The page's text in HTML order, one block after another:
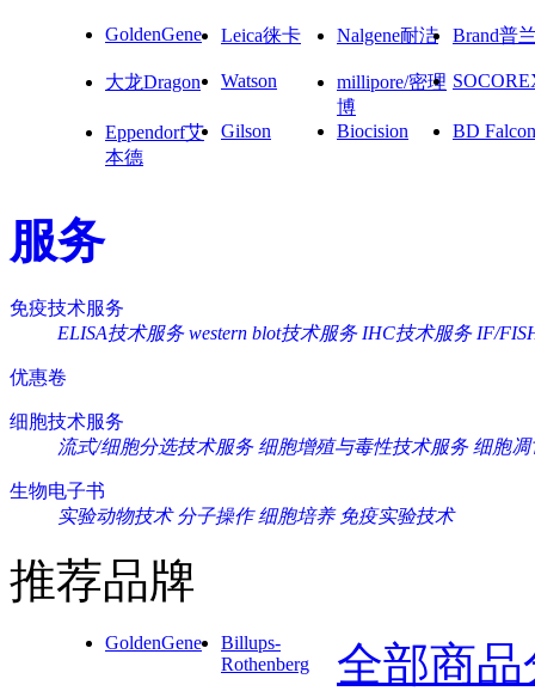
GoldenGene Leica徕卡 Nalgene耐洁 Brand普
大龙Dragon Watson
millipore/密理
博
Eppendorf艾
本德
Gilson Biocision BD Falcon
服务
免疫技术服务
ELISA技术服务 western blot技术服务 IHC技术服务 IF/
优惠卷
细胞技术服务
流式/细胞分选技术服务 细胞增殖与毒性技术服务 细胞
生物电子书
实验动物技术 分子操作 细胞培养 免疫实验技术
推荐品牌
GoldenGene
Billups-
Rothenberg
全部商品